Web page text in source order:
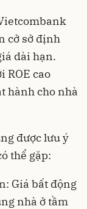
cở sở định
dài hạn.
ROE cao
hành cho nhà
được lưu ý
thể gặp:
Giá bất động
nhà ở tầm